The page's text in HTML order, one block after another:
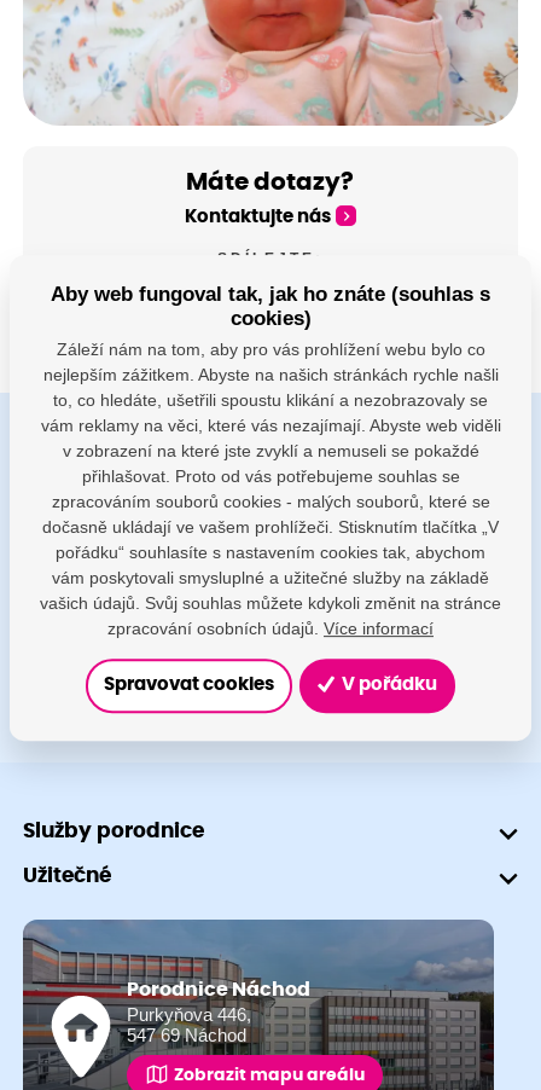
Máte dotazy?
Kontaktujte nás
SDÍLEJTE:
Buďte s námi v kontaktu
Jsme k dispozici pokud potřebujete pomoci
porodnice@nemocnicenachod.cz
+420 491 601 745
Služby porodnice
Užitečné
Porodnice Náchod
Purkyňova 446,
547 69 Náchod
Zobrazit mapu areálu
Aby web fungoval tak, jak ho znáte (souhlas s
cookies)
Záleží nám na tom, aby pro vás prohlížení webu bylo co
nejlepším zážitkem. Abyste na našich stránkách rychle našli
to, co hledáte, ušetřili spoustu klikání a nezobrazovaly se
vám reklamy na věci, které vás nezajímají. Abyste web viděli
v zobrazení na které jste zvyklí a nemuseli se pokaždé
přihlašovat. Proto od vás potřebujeme souhlas se
zpracováním souborů cookies - malých souborů, které se
dočasně ukládají ve vašem prohlížeči. Stisknutím tlačítka „V
pořádku“ souhlasíte s nastavením cookies tak, abychom
vám poskytovali smysluplné a užitečné služby na základě
vašich údajů. Svůj souhlas můžete kdykoli změnit na stránce
zpracování osobních údajů. Více informací
Spravovat cookies V pořádku